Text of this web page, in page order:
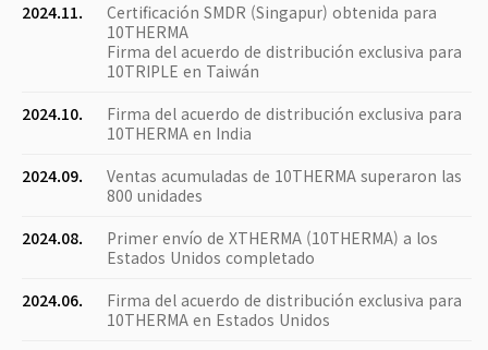
2024.11.
Certificación SMDR (Singapur) obtenida para
10THERMA
Firma del acuerdo de distribución exclusiva para
10TRIPLE en Taiwán
2024.10.
Firma del acuerdo de distribución exclusiva para
10THERMA en India
2024.09.
Ventas acumuladas de 10THERMA superaron las
800 unidades
2024.08.
Primer envío de XTHERMA (10THERMA) a los
Estados Unidos completado
2024.06.
Firma del acuerdo de distribución exclusiva para
10THERMA en Estados Unidos